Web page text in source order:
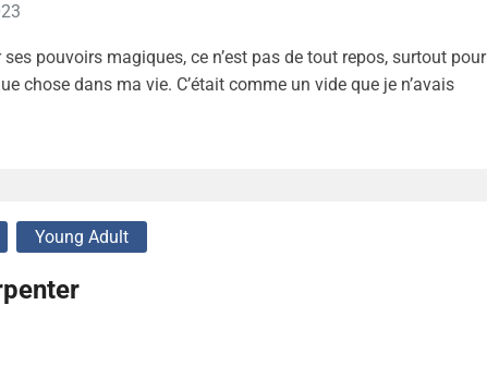
pouvoirs magiques, ce n’est pas de tout repos, surtout pour
chose dans ma vie. C’était comme un vide que je n’avais
Young Adult